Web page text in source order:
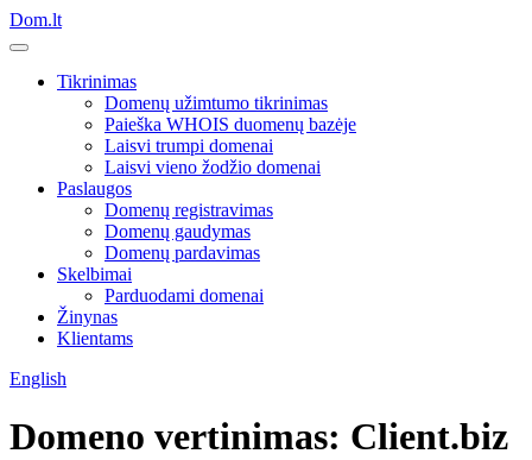
Dom.lt
Tikrinimas
Domenų užimtumo tikrinimas
Paieška WHOIS duomenų bazėje
Laisvi trumpi domenai
Laisvi vieno žodžio domenai
Paslaugos
Domenų registravimas
Domenų gaudymas
Domenų pardavimas
Skelbimai
Parduodami domenai
Žinynas
Klientams
English
Domeno vertinimas: Client.biz